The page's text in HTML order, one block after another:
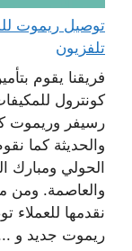
تلفزيون
فريقنا يقوم
كونترول
رسيفر وريموت
والحديثة كما
الحولي ومبارك
والعاصمة. ومن
نقدمها
ريموت جديد و